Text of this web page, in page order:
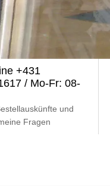
+431
/ Mo-Fr: 08-
und
Fragen